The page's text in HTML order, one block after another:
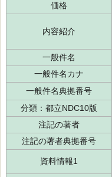
価格
内容紹介
一般件名
一般件名カナ
一般件名典拠番号
分類：都立NDC10版
注記の著者
注記の著者典拠番号
資料情報1